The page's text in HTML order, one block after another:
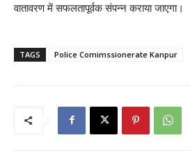
वातावरण में सफलतापूर्वक संपन्न कराया जाएगा।
TAGS Police Comimssionerate Kanpur